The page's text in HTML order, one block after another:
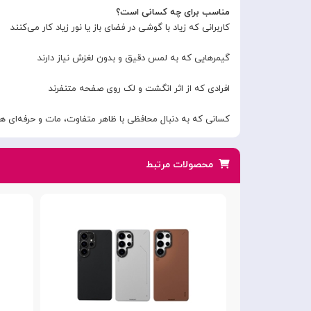
مناسب برای چه کسانی است؟
کاربرانی که زیاد با گوشی در فضای باز یا نور زیاد کار می‌کنند
گیمرهایی که به لمس دقیق و بدون لغزش نیاز دارند
افرادی که از اثر انگشت و لک روی صفحه متنفرند
کسانی که به دنبال محافظی با ظاهر متفاوت، مات و حرفه‌ای
محصولات مرتبط